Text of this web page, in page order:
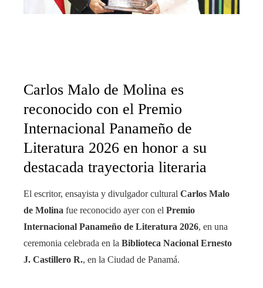
Carlos Malo de Molina es
reconocido con el Premio
Internacional Panameño de
Literatura 2026 en honor a su
destacada trayectoria literaria
El escritor, ensayista y divulgador cultural Carlos Malo
de Molina fue reconocido ayer con el Premio
Internacional Panameño de Literatura 2026, en una
ceremonia celebrada en la Biblioteca Nacional Ernesto
J. Castillero R., en la Ciudad de Panamá.